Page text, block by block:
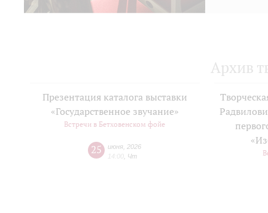
Архив
Презентация каталога выставки
«Государственное звучание»
Встречи в Бетховенском фойе
25 июня 2026
14:00 Чт